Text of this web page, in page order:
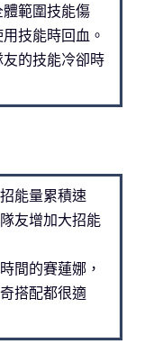
範圍技能傷
技能時回血。
的技能冷卻時
能量累積速
友增加大招能
間的賽蓮娜，
搭配都很適